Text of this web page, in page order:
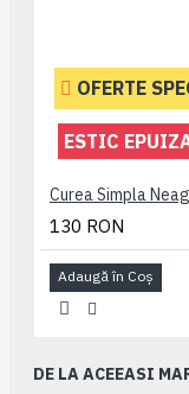
OFERTE
ESTIC
130 RON
Adaugă în Coş
DE LA ACEEASI